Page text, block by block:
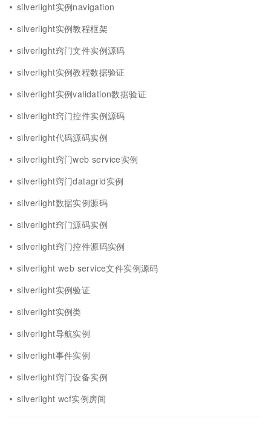
silverlight实例navigation
silverlight实例教程框架
silverlight窍门文件实例源码
silverlight实例教程数据验证
silverlight实例validation数据验证
silverlight窍门控件实例源码
silverlight代码源码实例
silverlight窍门web service实例
silverlight窍门datagrid实例
silverlight数据实例源码
silverlight窍门源码实例
silverlight窍门控件源码实例
silverlight web service文件实例源码
silverlight实例验证
silverlight实例类
silverlight导航实例
silverlight事件实例
silverlight窍门设备实例
silverlight wcf实例房间